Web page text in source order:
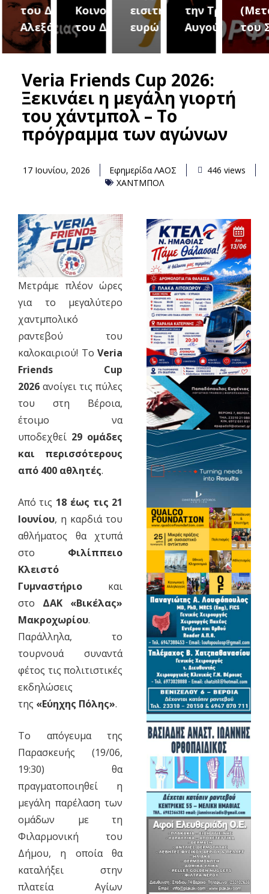
του Δήμου
Αλεξάνδρειας
Κοινοτήτων
του Δήμου
εισιτήριο 2
ευρώ
την Τρίτη 18
Αυγούστουτου
Veria Friends Cup 2026:
Ξεκινάει η μεγάλη γιορτή
του χάντμπολ – Το
πρόγραμμα των αγώνων
17 Ιουνίου, 2026 Εφημερίδα ΛΑΟΣ
446 views
ΧΑΝΤΜΠΟΛ
Μετράμε πλέον ώρες
για το μεγαλύτερο
χαντμπολικό
ραντεβού του
καλοκαιριού! ΤοVeria
Friends Cup
2026ανοίγει τις πύλες
του στη Βέροια,
έτοιμο να
υποδεχθεί 29 ομάδες
και περισσότερους
από 400 αθλητές.
Από τις 18 έως τις 21
Ιουνίου, η καρδιά του
αθλήματος θα χτυπά
στο Φιλίππειο
Κλειστό
Γυμναστήριοκαι
στο ΔΑΚ «Βικέλας»
Μακροχωρίου.
Παράλληλα, το
τουρνουά συναντά
φέτος τις πολιτιστικές
εκδηλώσεις
της «Εύηχης Πόλης».
Το απόγευμα της
Παρασκευής (19/06,
19:30) θα
πραγματοποιηθεί η
μεγάλη παρέλαση των
ομάδων με τη
Φιλαρμονική του
Δήμου, η οποία θα
καταλήξει στην
πλατεία Αγίων